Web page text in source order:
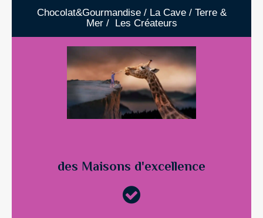
Chocolat&Gourmandise / La Cave / Terre &
Mer / Les Créateurs
des Maisons d'excellence